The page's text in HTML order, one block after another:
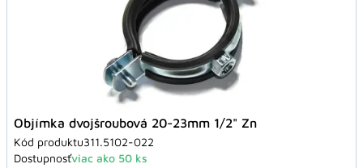
Objímka dvojšroubová 20-23mm 1/2" Zn
Kód produktu311.5102-022
Dostupnosťviac ako 50 ks